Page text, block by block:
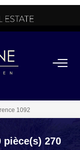
1092
pièce(s) 270